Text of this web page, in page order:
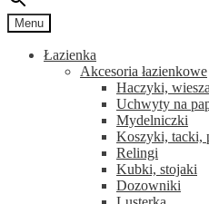
Menu
Łazienka
Akcesoria łazienkowe
Haczyki,
Uchwyty na
Mydelniczki
Koszyki, tacki,
Relingi
Kubki, stojaki
Dozowniki